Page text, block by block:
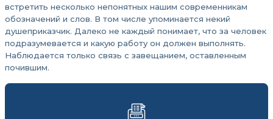
встретить несколько непонятных нашим современникам
обозначений и слов. В том числе упоминается некий
душеприказчик. Далеко не каждый понимает, что за человек
подразумевается и какую работу он должен выполнять.
Наблюдается только связь с завещанием, оставленным
почившим.